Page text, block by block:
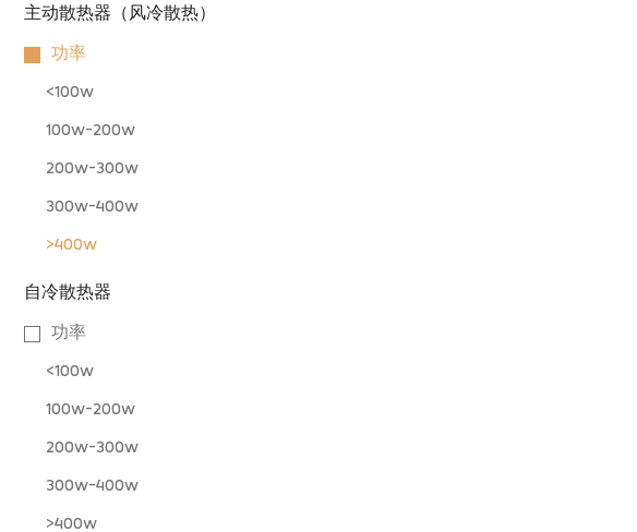
主动散热器（风冷散热）
功率
<100w
100w-200w
200w-300w
300w-400w
>400w
自冷散热器
功率
<100w
100w-200w
200w-300w
300w-400w
>400w